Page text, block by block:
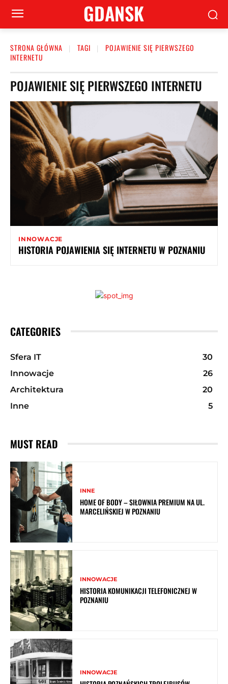
GDANSK
STRONA GŁÓWNA TAGI
POJAWIENIE SIĘ PIERWSZEGO
INTERNETU
POJAWIENIE SIĘ PIERWSZEGO INTERNETU
INNOWACJE
HISTORIA POJAWIENIA SIĘ INTERNETU W POZNANIU
CATEGORIES
Sfera IT
30
Innowacje
26
Architektura
20
Inne
5
MUST READ
INNE
HOME OF BODY – SIŁOWNIA PREMIUM NA UL.
MARCELIŃSKIEJ W POZNANIU
INNOWACJE
HISTORIA KOMUNIKACJI TELEFONICZNEJ W
POZNANIU
INNOWACJE